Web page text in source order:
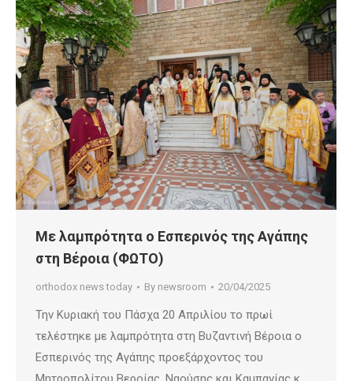
Με λαμπρότητα ο Εσπερινός της Αγάπης
στη Βέροια (ΦΩΤΟ)
orthodox news today By newsroom 20/04/2025
Την Κυριακή του Πάσχα 20 Απριλίου το πρωί
τελέστηκε με λαμπρότητα στη Βυζαντινή Βέροια ο
Εσπερινός της Αγάπης προεξάρχοντος του